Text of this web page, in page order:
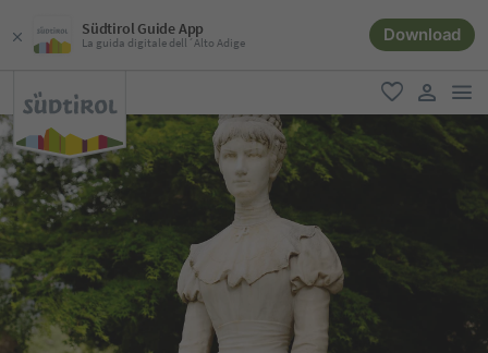
Südtirol Guide App
La guida digitale dell´Alto Adige Download
favoriti
user link